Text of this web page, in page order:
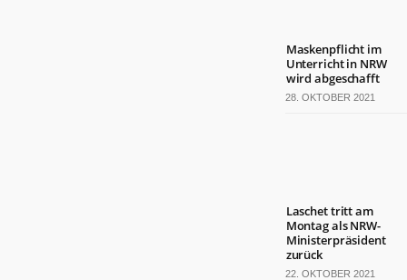
Maskenpflicht im
Unterricht in NRW
wird abgeschafft
28. OKTOBER 2021
Laschet tritt am
Montag als NRW-
Ministerpräsident
zurück
22. OKTOBER 2021